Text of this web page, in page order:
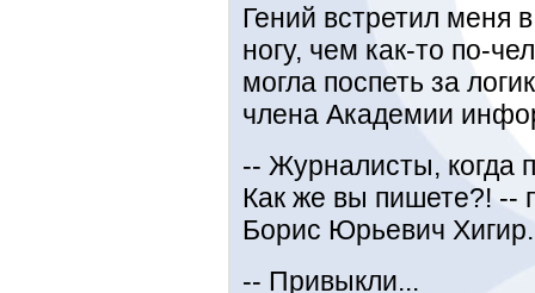
Гений встретил меня
ногу, чем как-то по-
могла поспеть за
члена Академии
-- Журналисты, когда
Как же вы пишете?! --
Борис Юрьевич Хигир.
-- Привыкли...